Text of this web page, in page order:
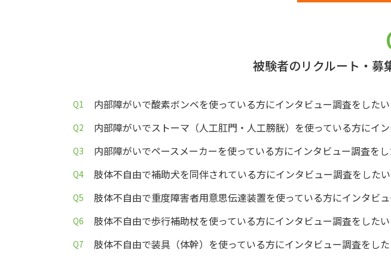
被験者のリクルート・募
内部障がいで酸素ボンベを使っている方にインタビュー調査をした
内部障がいでストーマ（人工肛門・人工膀胱）を使っている方にイ
内部障がいでペースメーカーを使っている方にインタビュー調査を
肢体不自由で補助犬を同伴されている方にインタビュー調査をした
肢体不自由で重度障害者用意思伝達装置を使っている方にインタビ
肢体不自由で歩行補助杖を使っている方にインタビュー調査をした
肢体不自由で装具（体幹）を使っている方にインタビュー調査をし